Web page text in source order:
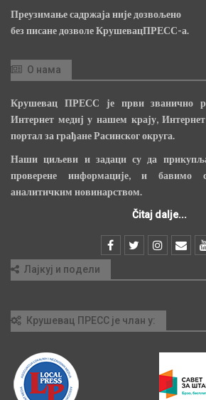
Преузимање садржаја није дозвољено
без писане дозволе КрушевацПРЕСС-а.
О нама
Крушевац ПРЕСС је први званично
Интернет медиј у нашем крају,
портал за грађане Расинског округа.
Наши циљеви и задаци су да
проверене информације, и бавимо
аналитичким новинарством.
Čitaj dalje...
Лајкуј и подели
Крушевац ПРЕСС је члан у: